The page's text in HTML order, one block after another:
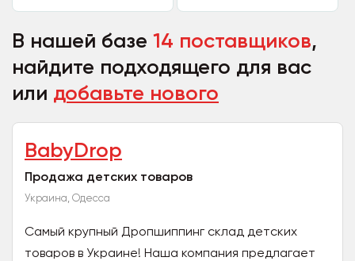
В нашей базе 14 поставщиков,
найдите подходящего для вас
или добавьте нового
BabyDrop
Продажа детских товаров
Украина, Одесса
Самый крупный Дропшиппинг склад детских
товаров в Украине! Наша компания предлагает